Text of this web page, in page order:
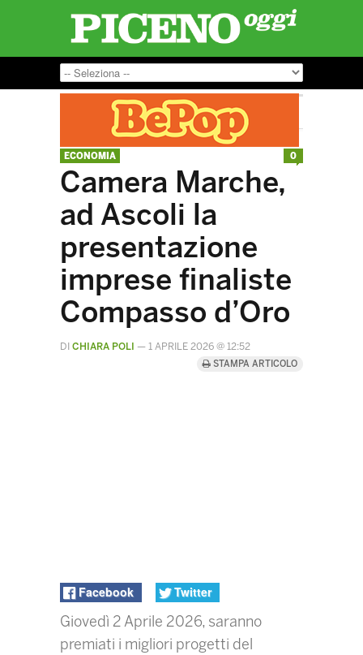
ECONOMIA
Camera Marche,
ad Ascoli la
presentazione
imprese finaliste
Compasso d’Oro
DI CHIARA POLI — 1 APRILE 2026 @ 12:52
STAMPA ARTICOLO
Facebook Twitter
Giovedì 2 Aprile 2026, saranno
premiati i migliori progetti del
0